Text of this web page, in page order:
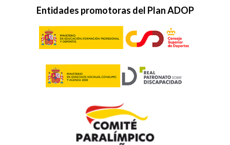
Entidades promotoras del Plan ADOP